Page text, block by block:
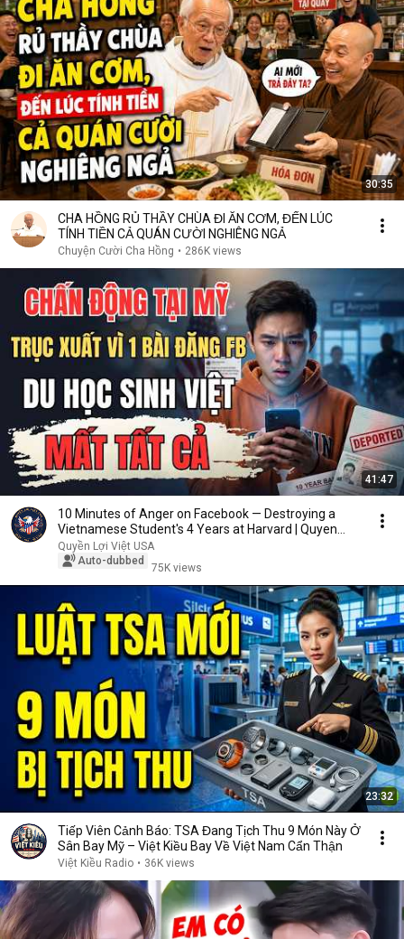
30:35
CHA HỒNG RỦ THẦY CHÙA ĐI ĂN CƠM, ĐẾN LÚC
TÍNH TIỀN CẢ QUÁN CƯỜI NGHIÊNG NGẢ
Chuyện Cười Cha Hồng • 286K views
41:47
10 Minutes of Anger on Facebook — Destroying a
Vietnamese Student's 4 Years at Harvard | Quyen
Lo...
Quyền Lợi Việt USA
Auto-dubbed
75K views
23:32
Tiếp Viên Cảnh Báo: TSA Đang Tịch Thu 9 Món Này Ở
Sân Bay Mỹ – Việt Kiều Bay Về Việt Nam Cẩn Thận
Việt Kiều Radio • 36K views